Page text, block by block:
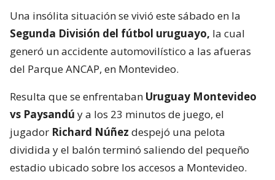
Una insólita situación se vivió este sábado en la
Segunda División del fútbol uruguayo, la cual
generó un accidente automovilístico a las afueras
del Parque ANCAP, en Montevideo.
Resulta que se enfrentaban Uruguay Montevideo
vs Paysandú y a los 23 minutos de juego, el
jugador Richard Núñez despejó una pelota
dividida y el balón terminó saliendo del pequeño
estadio ubicado sobre los accesos a Montevideo.